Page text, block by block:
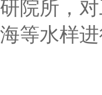
研院所，
海等水样进